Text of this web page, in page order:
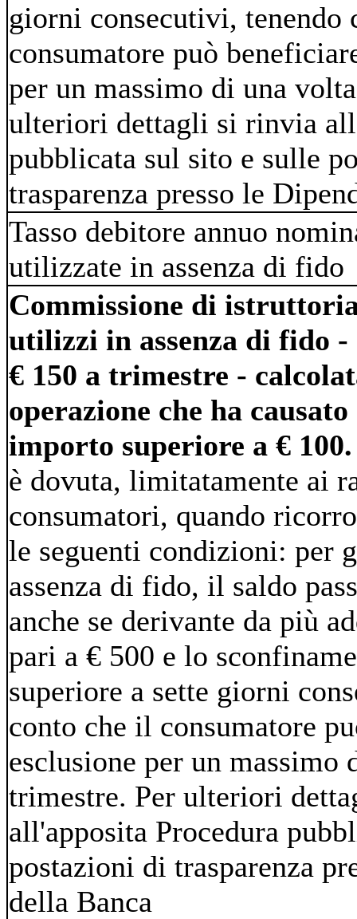
giorni consecutivi, tenendo
consumatore può
per un massimo di una
ulteriori dettagli si rinvia
pubblicata sul sito e sulle
trasparenza presso le
Tasso debitore annuo
utilizzate in assenza di fido
Commissione di
utilizzi in assenza di fido -
€ 150 a trimestre -
operazione che ha
importo superiore a € 100.
è dovuta, limitatamente ai
consumatori, quando
le seguenti condizioni: per
assenza di fido, il saldo
anche se derivante da più
pari a € 500 e lo
superiore a sette giorni
conto che il consumatore
esclusione per un massimo
trimestre. Per ulteriori
all'apposita Procedura
postazioni di trasparenza
della Banca